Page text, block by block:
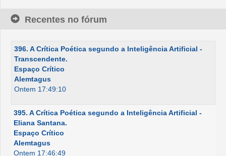
Recentes no fórum
396. A Crítica Poética segundo a Inteligência Artificial -
Transcendente.
Espaço Crítico
Alemtagus
Ontem 17:49:10
395. A Crítica Poética segundo a Inteligência Artificial -
Eliana Santana.
Espaço Crítico
Alemtagus
Ontem 17:46:49